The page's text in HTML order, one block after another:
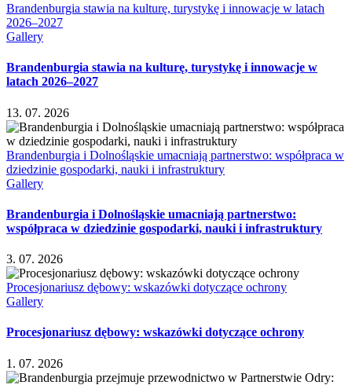
Brandenburgia stawia na kulturę, turystykę i innowacje w latach
2026–2027
Gallery
Brandenburgia stawia na kulturę, turystykę i innowacje w
latach 2026–2027
13. 07. 2026
Brandenburgia i Dolnośląskie umacniają partnerstwo: współpraca w
dziedzinie gospodarki, nauki i infrastruktury
Gallery
Brandenburgia i Dolnośląskie umacniają partnerstwo:
współpraca w dziedzinie gospodarki, nauki i infrastruktury
3. 07. 2026
Procesjonariusz dębowy: wskazówki dotyczące ochrony
Gallery
Procesjonariusz dębowy: wskazówki dotyczące ochrony
1. 07. 2026